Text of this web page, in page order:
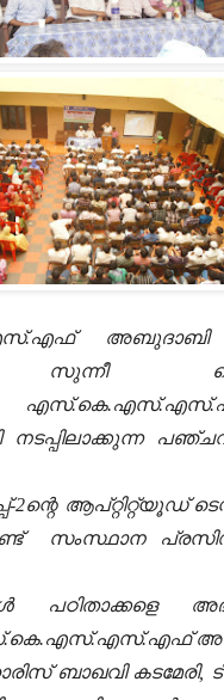
അബുദാബി
നടപ്പിലാക്കുന്ന
2ന്റെ ആപ്റ്റിറ്റ്യൂഡ്
സംസ്ഥാന
പഠിതാക്കളെ
ബാഖവി